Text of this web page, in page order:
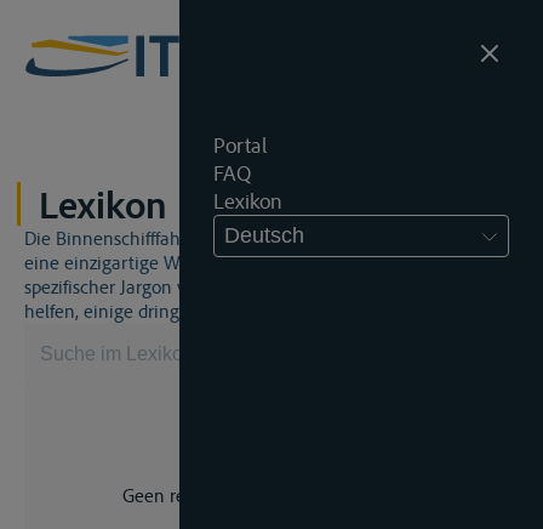
Portal
FAQ
Lexikon
Deutsch
Lexikon
Die Binnenschifffahrt und das Binnenschifffahrtsrecht sind
eine einzigartige Welt. Dies bedeutet, dass häufig ein
spezifischer Jargon verwendet wird. Dieses Lexikon wird Ihnen
helfen, einige dringend benötigte Begriffe zu beherrschen.
Geen resultaat voor uw zoekopdracht.